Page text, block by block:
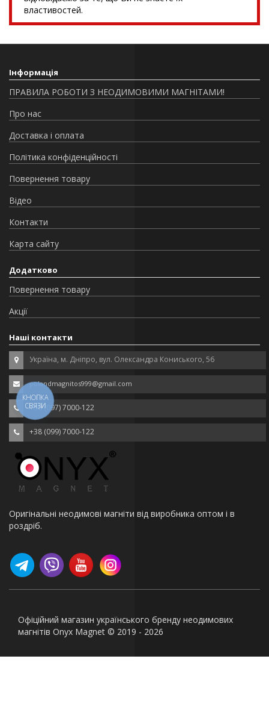
властивостей.
Інформація
ПРАВИЛА РОБОТИ З НЕОДИМОВИМИ МАГНІТАМИ!
Про нас
Доставка і оплата
Політика конфіденційності
Повернення товару
Відео
Контакти
Карта сайту
Додатково
Повернення товару
Акції
Наші контакти
Україна, м. Дніпро, вул. Олександра Кониського, 56
polandmagnitos999@gmail.com
+38 (097) 7000-122
+38 (099) 7000-122
Оригінальні неодимові магніти від виробника оптом і в
роздріб.
Офіційний магазин українського бренду неодимових
магнітів Onyx Magnet © 2019 - 2026
КНОПКА
СВЯЗИ